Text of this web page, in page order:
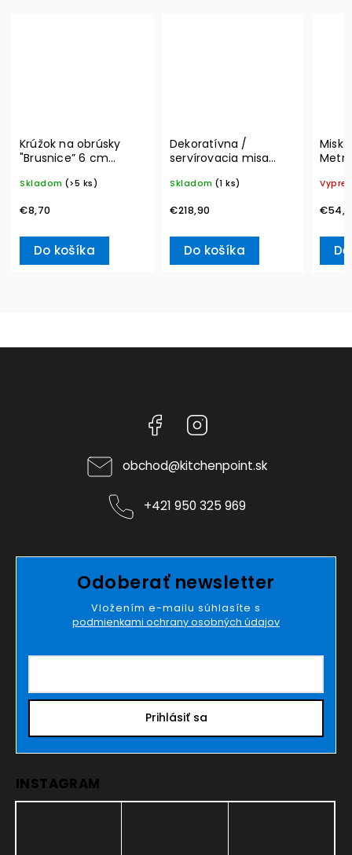
Krúžok na obrúsky
"Brusnice” 6 cm
Accessoires – Villeroy
Skladom (>5 ks)
€8,70
Do košíka
Dekoratívna /
servírovacia misa
Villeroy & Boch
Skladom (1 ks)
€218,90
Do košíka
Boch
Facebook
obchod@kitchenpoint.sk
+421 950 325 969
Odoberať newsletter
Vložením e-mailu súhlasíte s
podmienkami ochrany osobných údajov
Prihlásiť sa
INSTAGRAM